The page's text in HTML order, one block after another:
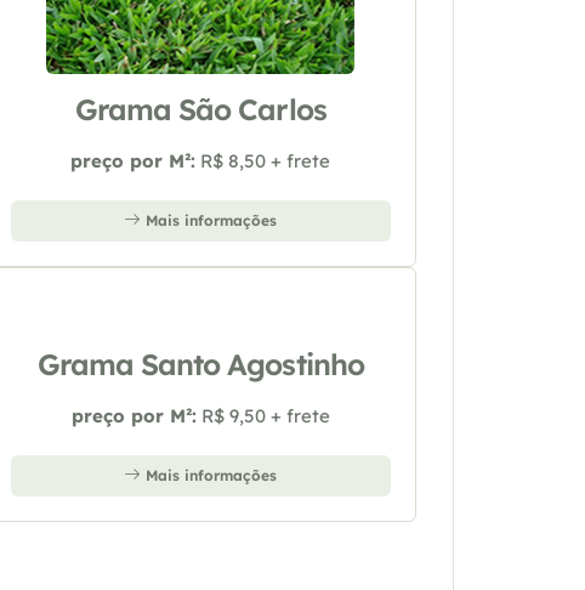
Grama São Carlos
preço por M²: R$ 8,50 + frete
Mais informações
Grama Santo Agostinho
preço por M²: R$ 9,50 + frete
Mais informações